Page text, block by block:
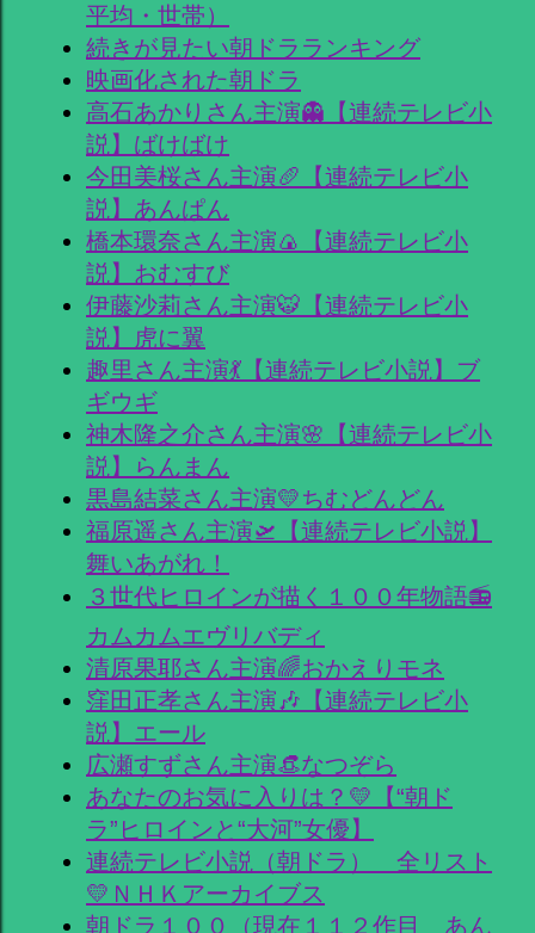
平均・世帯）
続きが見たい朝ドラランキング
映画化された朝ドラ
高石あかりさん主演👻【連続テレビ小
説】ばけばけ
今田美桜さん主演🥖【連続テレビ小
説】あんぱん
橋本環奈さん主演🍙【連続テレビ小
説】おむすび
伊藤沙莉さん主演🐯【連続テレビ小
説】虎に翼
趣里さん主演💃【連続テレビ小説】ブ
ギウギ
神木隆之介さん主演🌸【連続テレビ小
説】らんまん
黒島結菜さん主演💛ちむどんどん
福原遥さん主演🛫【連続テレビ小説】
舞いあがれ！
３世代ヒロインが描く１００年物語📻
カムカムエヴリバディ
清原果耶さん主演🌈おかえりモネ
窪田正孝さん主演🎶【連続テレビ小
説】エール
広瀬すずさん主演👒なつぞら
あなたのお気に入りは？💛【“朝ド
ラ”ヒロインと“大河”女優】
連続テレビ小説（朝ドラ） 全リスト
💛ＮＨＫアーカイブス
朝ドラ１００（現在１１２作目 あん